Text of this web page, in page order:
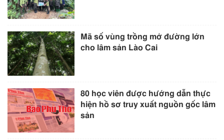
Mã số vùng trồng mở đường lớn
cho lâm sản Lào Cai
80 học viên được hướng dẫn thực
hiện hồ sơ truy xuất nguồn gốc lâm
sản